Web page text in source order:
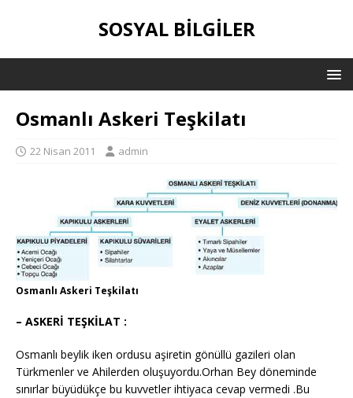
SOSYAL BILGILER
Osmanlı Askeri Teşkilatı
22 Nisan 2011 admin
Osmanlı Askeri Teşkilatı
– ASKERİ TEŞKİLAT :
Osmanlı beylik iken ordusu aşiretin gönüllü gazileri olan
Türkmenler ve Ahilerden oluşuyordu.Orhan Bey döneminde
sınırlar büyüdükçe bu kuvvetler ihtiyaca cevap vermedi .Bu